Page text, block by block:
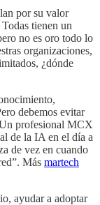
por su valor
tienen un
no es oro todo lo
organizaciones,
¿dónde
debemos evitar
Un profesional MCX
de la IA en el día a
de vez en cuando
Más martech
ayudar a adoptar